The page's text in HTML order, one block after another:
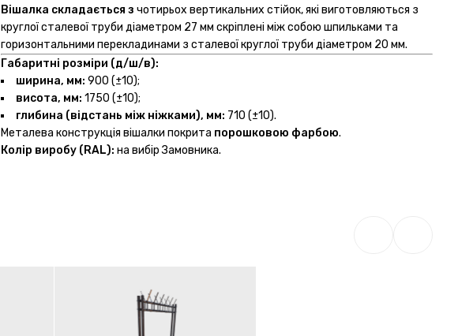
Вішалка складається з чотирьох вертикальних стійок, які виготовляються з
круглої сталевої труби діаметром 27 мм скріплені між собою шпильками та
горизонтальними перекладинами з сталевої круглої труби діаметром 20 мм.
Габаритні розміри (д/ш/в):
ширина, мм: 900 (±10);
висота, мм: 1750 (±10);
глибина (відстань між ніжками), мм: 710 (±10).
Металева конструкція вішалки покрита порошковою фарбою.
Колір виробу (RAL): на вибір Замовника.